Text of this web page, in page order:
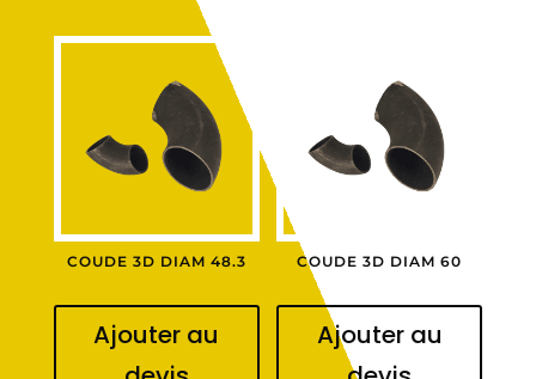
COUDE 3D DIAM 48.3
Ajouter au
COUDE 3D DIAM 60
Ajouter au